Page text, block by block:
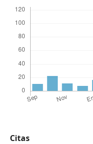
Citas